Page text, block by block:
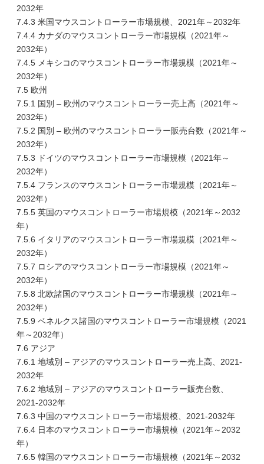
2032年
7.4.3 米国マウスコントローラー市場規模、2021年～2032年
7.4.4 カナダのマウスコントローラー市場規模（2021年～
2032年）
7.4.5 メキシコのマウスコントローラー市場規模（2021年～
2032年）
7.5 欧州
7.5.1 国別 – 欧州のマウスコントローラー売上高（2021年～
2032年）
7.5.2 国別 – 欧州のマウスコントローラー販売台数（2021年～
2032年）
7.5.3 ドイツのマウスコントローラー市場規模（2021年～
2032年）
7.5.4 フランスのマウスコントローラー市場規模（2021年～
2032年）
7.5.5 英国のマウスコントローラー市場規模（2021年～2032
年）
7.5.6 イタリアのマウスコントローラー市場規模（2021年～
2032年）
7.5.7 ロシアのマウスコントローラー市場規模（2021年～
2032年）
7.5.8 北欧諸国のマウスコントローラー市場規模（2021年～
2032年）
7.5.9 ベネルクス諸国のマウスコントローラー市場規模（2021
年～2032年）
7.6 アジア
7.6.1 地域別 – アジアのマウスコントローラー売上高、2021-
2032年
7.6.2 地域別 – アジアのマウスコントローラー販売台数、
2021-2032年
7.6.3 中国のマウスコントローラー市場規模、2021-2032年
7.6.4 日本のマウスコントローラー市場規模（2021年～2032
年）
7.6.5 韓国のマウスコントローラー市場規模（2021年～2032